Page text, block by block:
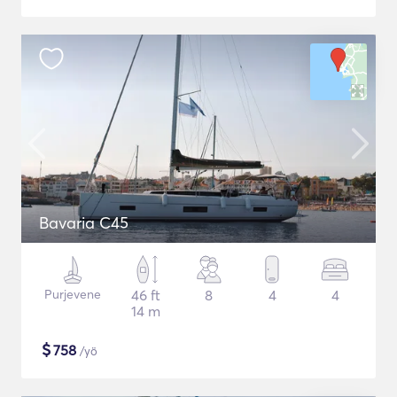
Bavaria C45
Purjevene
46 ft
14 m
8 4 4
$758 /yö